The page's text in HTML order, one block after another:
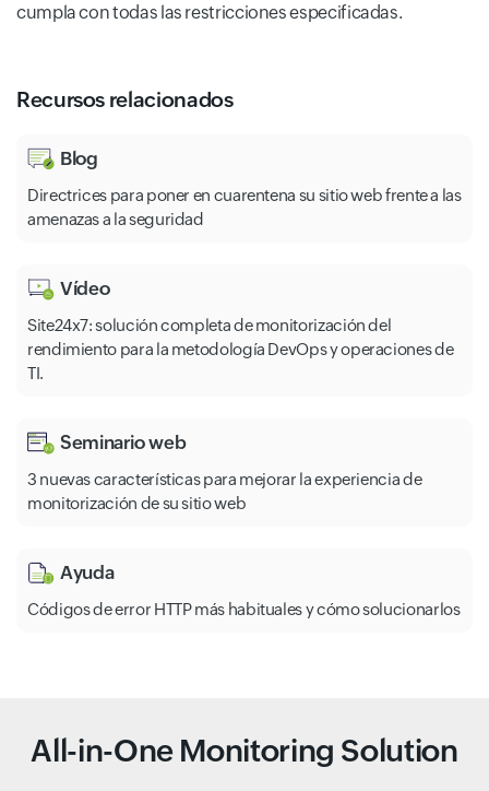
cumpla con todas las restricciones especificadas.
Recursos relacionados
Blog
Directrices para poner en cuarentena su sitio web frente a las
amenazas a la seguridad
Vídeo
Site24x7: solución completa de monitorización del
rendimiento para la metodología DevOps y operaciones de
TI.
Seminario web
3 nuevas características para mejorar la experiencia de
monitorización de su sitio web
Ayuda
Códigos de error HTTP más habituales y cómo solucionarlos
All-in-One Monitoring Solution